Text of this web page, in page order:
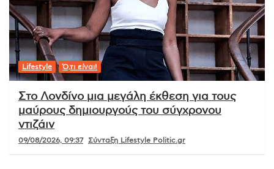
Lifestyle Ό,τι είναι!
Στο Λονδίνο μια μεγάλη έκθεση για τους
μαύρους δημιουργούς του σύγχρονου
ντιζάιν
09/08/2026, 09:37 Σύνταξη Lifestyle Politic.gr